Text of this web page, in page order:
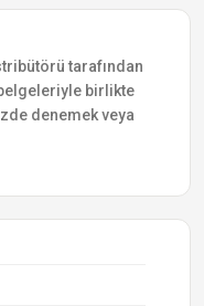
tarafından
birlikte
denemek veya